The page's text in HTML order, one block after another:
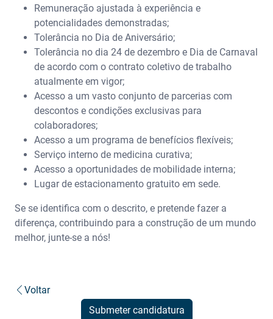
Remuneração ajustada à experiência e
potencialidades demonstradas;
Tolerância no Dia de Aniversário;
Tolerância no dia 24 de dezembro e Dia de Carnaval
de acordo com o contrato coletivo de trabalho
atualmente em vigor;
Acesso a um vasto conjunto de parcerias com
descontos e condições exclusivas para
colaboradores;
Acesso a um programa de benefícios flexíveis;
Serviço interno de medicina curativa;
Acesso a oportunidades de mobilidade interna;
Lugar de estacionamento gratuito em sede.
Se se identifica com o descrito, e pretende fazer a
diferença, contribuindo para a construção de um mundo
melhor, junte-se a nós!
Voltar
Submeter candidatura